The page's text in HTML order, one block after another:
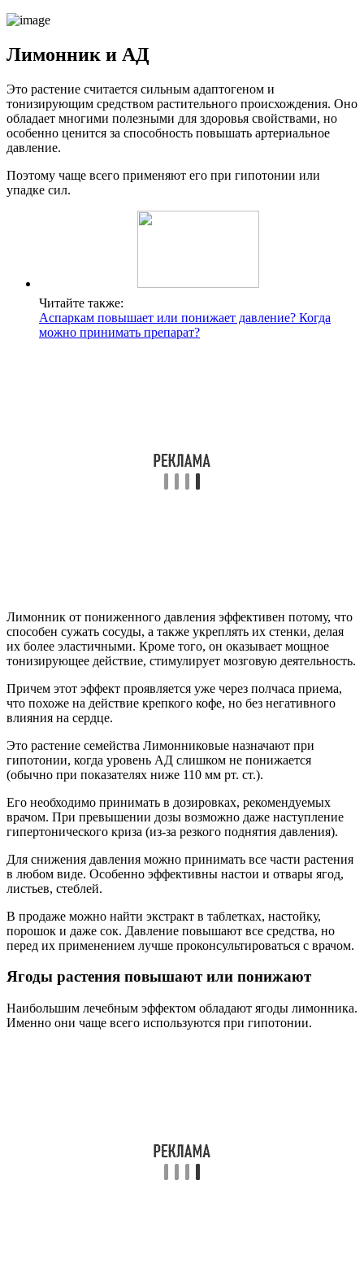
Лимонник и АД
Это растение считается сильным адаптогеном и
тонизирующим средством растительного происхождения. Оно
обладает многими полезными для здоровья свойствами, но
особенно ценится за способность повышать артериальное
давление.
Поэтому чаще всего применяют его при гипотонии или
упадке сил.
Читайте также:
Аспаркам повышает или понижает давление? Когда
можно принимать препарат?
Лимонник от пониженного давления эффективен потому, что
способен сужать сосуды, а также укреплять их стенки, делая
их более эластичными. Кроме того, он оказывает мощное
тонизирующее действие, стимулирует мозговую деятельность.
Причем этот эффект проявляется уже через полчаса приема,
что похоже на действие крепкого кофе, но без негативного
влияния на сердце.
Это растение семейства Лимонниковые назначают при
гипотонии, когда уровень АД слишком не понижается
(обычно при показателях ниже 110 мм рт. ст.).
Его необходимо принимать в дозировках, рекомендуемых
врачом. При превышении дозы возможно даже наступление
гипертонического криза (из-за резкого поднятия давления).
Для снижения давления можно принимать все части растения
в любом виде. Особенно эффективны настои и отвары ягод,
листьев, стеблей.
В продаже можно найти экстракт в таблетках, настойку,
порошок и даже сок. Давление повышают все средства, но
перед их применением лучше проконсультироваться с врачом.
Ягоды растения повышают или понижают
Наибольшим лечебным эффектом обладают ягоды лимонника.
Именно они чаще всего используются при гипотонии.